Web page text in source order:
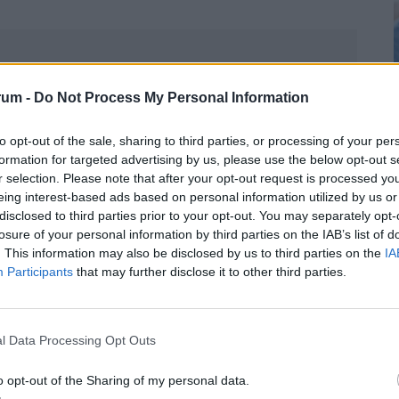
- Do Not Process My Personal Information
opt-out of the sale, sharing to third parties, or processing of your
for targeted advertising by us, please use the below opt-out
selection. Please note that after your opt-out request is processed
interest-based ads based on personal information utilized by us
to third parties prior to your opt-out. You may separately
of your personal information by third parties on the IAB’s list of
This information may also be disclosed by us to third parties on the
Participants that may further disclose it to other third parties.
Data Processing Opt Outs
opt-out of the Sharing of my personal data.
CSOK a Tisza-kormány alatt? Nagy
hiteleknél
két hétben látványosan nőtt az érdeklődés az
látja el az építőipar és az építőanyag-ipar
tehát nem jelent valódi tartalmi
a beruházásokért, építésgazdaságért és
felel, lényegében ugyanazzal a
és ezt a leendő miniszter bizottsági
Dávid május 11-i meghallgatásán több